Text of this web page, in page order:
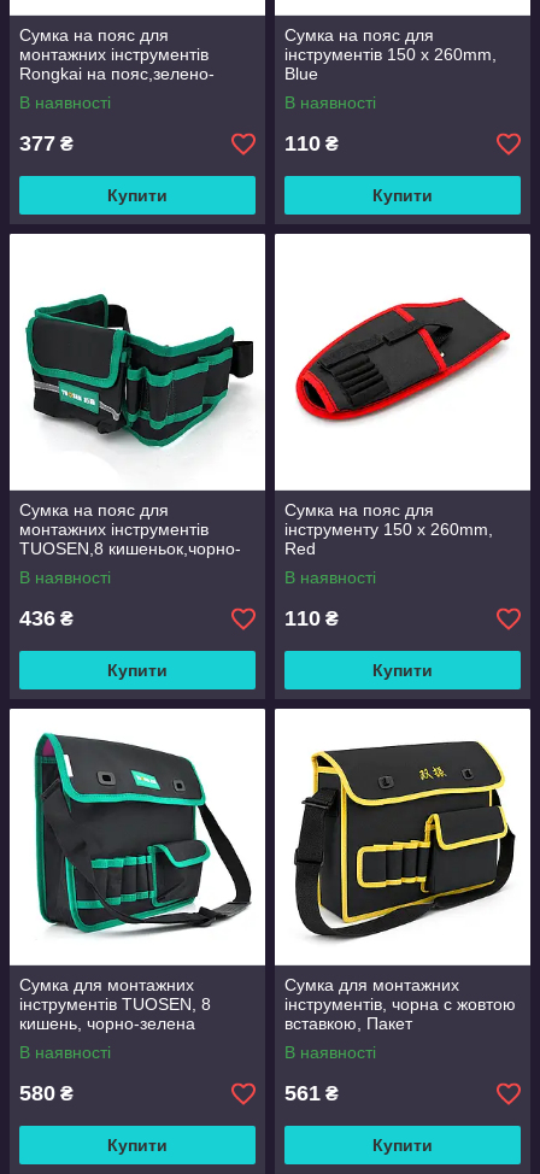
Сумка на пояс для
монтажних інструментів
Rongkai на пояс,зелено-
жовта
В наявності
377 ₴
Купити
Сумка на пояс для
інструментів 150 x 260mm,
Blue
В наявності
110 ₴
Купити
Сумка на пояс для
монтажних інструментів
TUOSEN,8 кишеньок,чорно-
зелена
В наявності
436 ₴
Купити
Сумка на пояс для
інструменту 150 x 260mm,
Red
В наявності
110 ₴
Купити
Сумка для монтажних
інструментів TUOSEN, 8
кишень, чорно-зелена
В наявності
580 ₴
Купити
Сумка для монтажних
інструментів, чорна с жовтою
вставкою, Пакет
В наявності
561 ₴
Купити